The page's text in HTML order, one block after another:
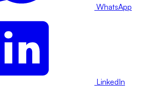
WhatsApp
LinkedIn